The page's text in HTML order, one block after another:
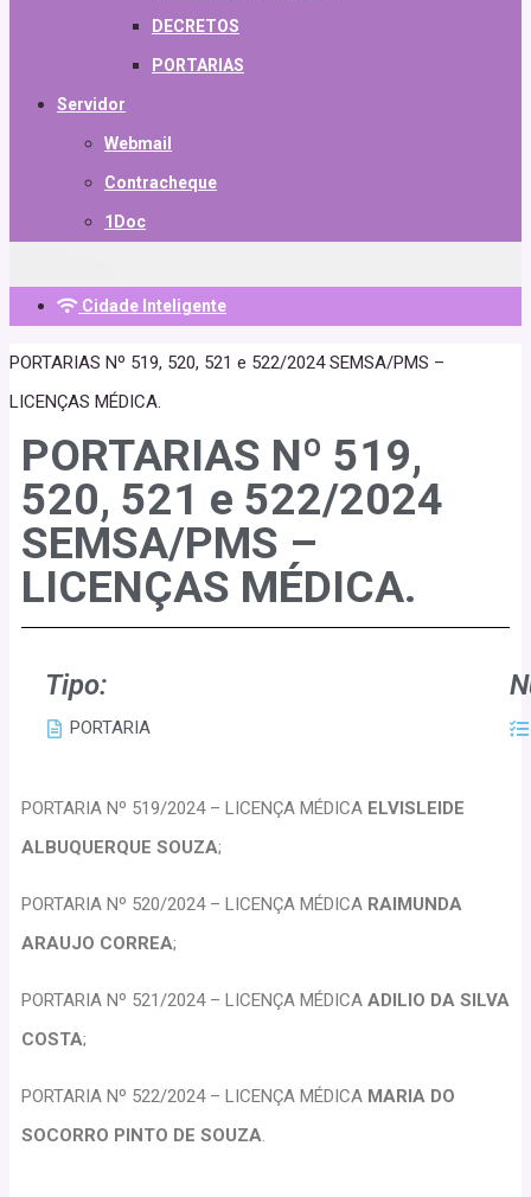
DECRETOS
PORTARIAS
Servidor
Webmail
Contracheque
1Doc
Cidade Inteligente
PORTARIAS Nº 519, 520, 521 e 522/2024 SEMSA/PMS –
LICENÇAS MÉDICA.
PORTARIAS Nº 519,
520, 521 e 522/2024
SEMSA/PMS –
LICENÇAS MÉDICA.
Tipo:
PORTARIA
PORTARIA Nº 519/2024 – LICENÇA MÉDICA ELVISLEIDE
ALBUQUERQUE SOUZA;
PORTARIA Nº 520/2024 – LICENÇA MÉDICA RAIMUNDA
ARAUJO CORREA;
PORTARIA Nº 521/2024 – LICENÇA MÉDICA ADILIO DA SILVA
COSTA;
PORTARIA Nº 522/2024 – LICENÇA MÉDICA MARIA DO
SOCORRO PINTO DE SOUZA.